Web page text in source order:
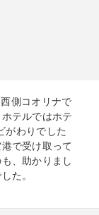
側コオリナで
テルではホテ
がわりでした
で受け取って
、助かりまし
た。